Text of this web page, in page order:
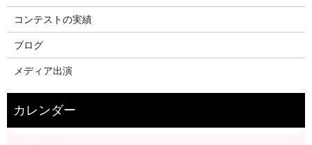
コンテストの実績
ブログ
メディア出演